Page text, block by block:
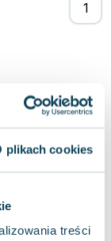
plikach cookies
treści